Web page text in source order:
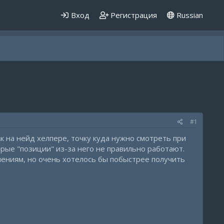
Вход Регистрация Russian
#1
на нейд хелпере, точку куда нужно смотреть при
"позиции" из-за него не правильно работают.
но очень хотелось бы побыстрее получить